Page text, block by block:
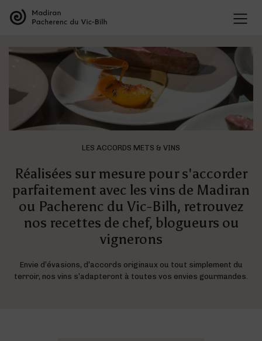
LES APPELLATIONS
L’organisation des appellations
L’histoire des appellations
Recherche et développement
Présentation des cépages
Présentation du terroir
Deux entités au sein de la même maison
LES VINS
Les vins de Madiran
Les vins de Pacherenc du Vic-Bilh
Les vins Bleu Tannat
Dégustation
Les vins de Madiran
LES ACCORDS METS & VINS
Réalisées sur mesure pour s'accorder
parfaitement avec les vins de Madiran
ou Pacherenc du Vic-Bilh, retrouvez
nos recettes de chef, blogueurs ou
vignerons
Envie d’évasions, d’accords originaux ou tout simplement du
terroir, nos vins s’adapteront à toutes vos envies gourmandes.